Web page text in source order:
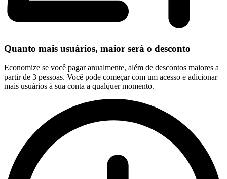
Quanto mais usuários, maior será o desconto
Economize se você pagar anualmente, além de descontos maiores a
partir de 3 pessoas. Você pode começar com um acesso e adicionar
mais usuários à sua conta a qualquer momento.